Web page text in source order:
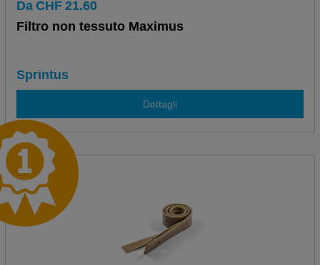
Da CHF 21.60
Filtro non tessuto Maximus
Sprintus
Dettagli